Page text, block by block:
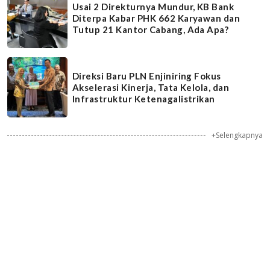
Usai 2 Direkturnya Mundur, KB Bank
Diterpa Kabar PHK 662 Karyawan dan
Tutup 21 Kantor Cabang, Ada Apa?
Direksi Baru PLN Enjiniring Fokus
Akselerasi Kinerja, Tata Kelola, dan
Infrastruktur Ketenagalistrikan
+Selengkapnya